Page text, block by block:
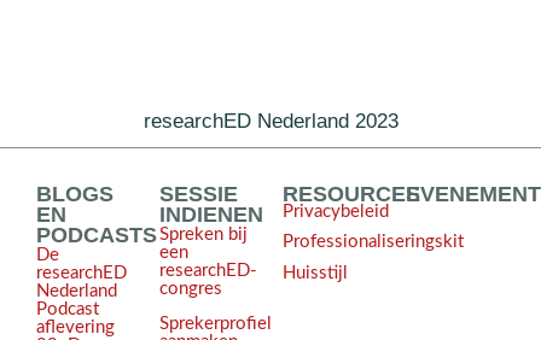
researchED Nederland 2023
BLOGS
EN
PODCASTS
De
researchED
Nederland
Podcast
aflevering
SESSIE
INDIENEN
Spreken bij
een
researchED-
congres
Sprekerprofiel
RESOURCES
Privacybeleid
Professionaliseringskit
Huisstijl